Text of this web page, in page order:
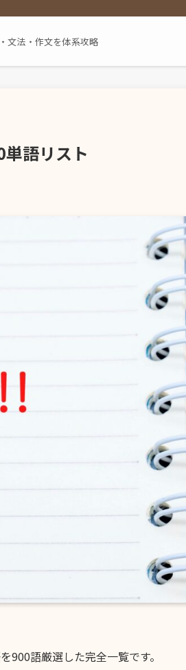
文法・作文を体系攻略
単語リスト
900語厳選した完全一覧です。